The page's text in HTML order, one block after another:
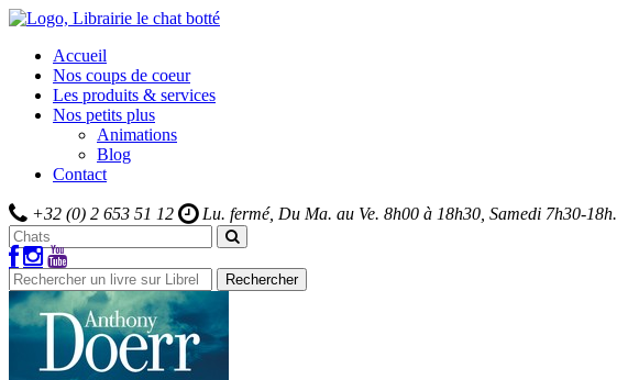
Accueil
Nos coups de coeur
Les produits & services
Nos petits plus
Animations
Blog
Contact
+32 (0) 2 653 51 12 Lu. fermé, Du Ma. au Ve. 8h00 à 18h30, Samedi 7h30-18h.
Rechercher